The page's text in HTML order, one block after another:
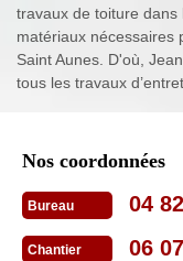
travaux de toiture
matériaux nécessaires
Saint Aunes. D'où,
tous les travaux
Nos coordonnées
Bureau 04
Chantier 06